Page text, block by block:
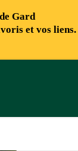
Gard
et vos